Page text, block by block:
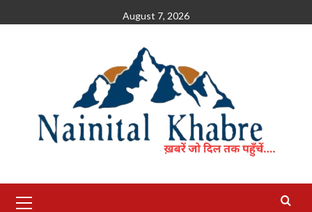
to
August 7, 2026
Menu